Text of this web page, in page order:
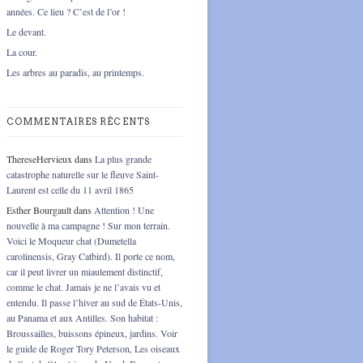
années. Ce lieu ? C’est de l’or !
Le devant.
La cour.
Les arbres au paradis, au printemps.
COMMENTAIRES RÉCENTS
ThereseHervieux dans La plus grande
catastrophe naturelle sur le fleuve Saint-
Laurent est celle du 11 avril 1865
Esther Bourgaultdans Attention ! Une
nouvelle à ma campagne ! Sur mon terrain.
Voici le Moqueur chat (Dumetella
carolinensis, Gray Catbird). Il porte ce nom,
car il peut livrer un miaulement distinctif,
comme le chat. Jamais je ne l’avais vu et
entendu. Il passe l’hiver au sud de États-Unis,
au Panama et aux Antilles. Son habitat :
Broussailles, buissons épineux, jardins. Voir
le guide de Roger Tory Peterson, Les oiseaux